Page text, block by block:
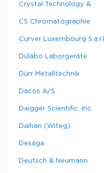
Crystal Technology &
CS Chromatographie
Curver Luxembourg S.a.r.l.
Dülabo Laborgeräte
Dürr Metalltechnik
Dacos A/S
Daigger Scientific, Inc.
Daihan (Witeg)
Desaga
Deutsch & Neumann